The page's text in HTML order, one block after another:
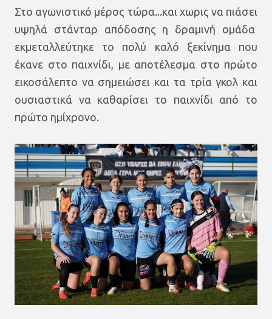
Στο αγωνιστικό μέρος τώρα...και χωρις να πιάσει
υψηλά στάνταρ απόδοσης η δραμινή ομάδα
εκμεταλλεύτηκε το πολύ καλό ξεκίνημα που
έκανε στο παιχνίδι, με αποτέλεσμα στο πρώτο
εικοσάλεπτο να σημειώσει και τα τρία γκολ και
ουσιαστικά να καθαρίσει το παιχνίδι από το
πρώτο ημίχρονο.